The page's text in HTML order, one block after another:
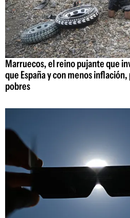
Marruecos, el reino pujante que
que España y con menos
pobres